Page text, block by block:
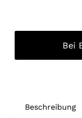
Bei
Beschreibung